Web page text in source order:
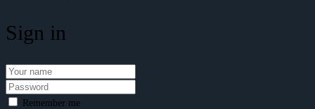
Sign in
Remember me